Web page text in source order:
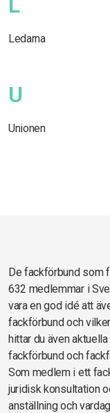
Ledarna
U
Unionen
De fackförbund som
632 medlemmar i
vara en god idé att
fackförbund och
hittar du även
fackförbund och
Som medlem i ett
juridisk konsultation
anställning och